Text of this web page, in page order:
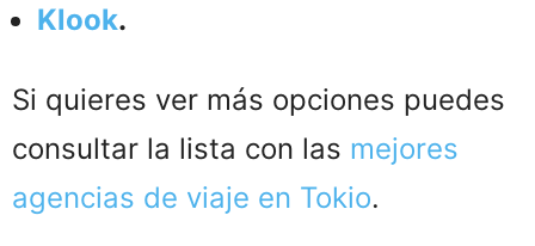
Klook.
Si quieres ver más opciones puedes
consultar la lista con las mejores
agencias de viaje en Tokio.